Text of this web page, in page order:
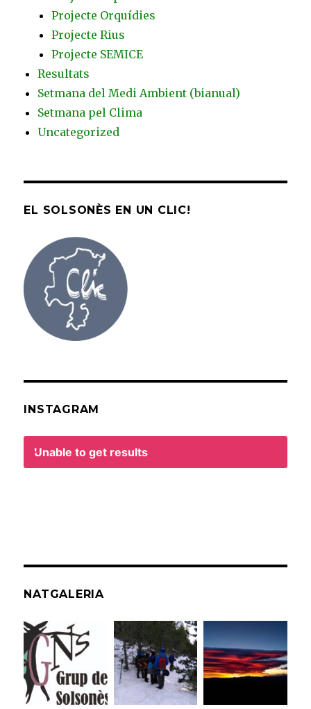
Projecte Orquídies
Projecte Rius
Projecte SEMICE
Resultats
Setmana del Medi Ambient (bianual)
Setmana pel Clima
Uncategorized
EL SOLSONÈS EN UN CLIC!
INSTAGRAM
Unable to get results
NATGALERIA